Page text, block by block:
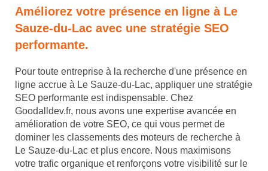
Améliorez votre présence en ligne à Le
Sauze-du-Lac avec une stratégie SEO
performante.
Pour toute entreprise à la recherche d'une présence en
ligne accrue à Le Sauze-du-Lac, appliquer une stratégie
SEO performante est indispensable. Chez
Goodalldev.fr, nous avons une expertise avancée en
amélioration de votre SEO, ce qui vous permet de
dominer les classements des moteurs de recherche à
Le Sauze-du-Lac et plus encore. Nous maximisons
votre trafic organique et renforçons votre visibilité sur le